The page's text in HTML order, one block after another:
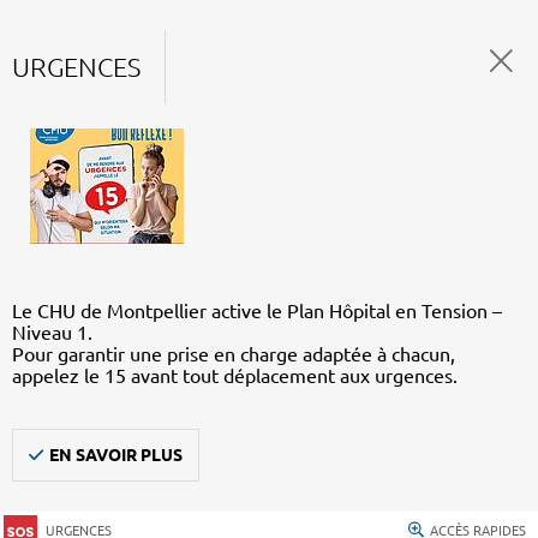
URGENCES
Le CHU de Montpellier active le Plan Hôpital en Tension –
Niveau 1.
Pour garantir une prise en charge adaptée à chacun,
appelez le 15 avant tout déplacement aux urgences.
EN SAVOIR PLUS
URGENCES ACCÈS RAPIDES